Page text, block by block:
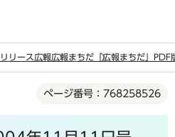
リース 広報広報まちだ 「広報まちだ」PDF
ページ番号：768258526